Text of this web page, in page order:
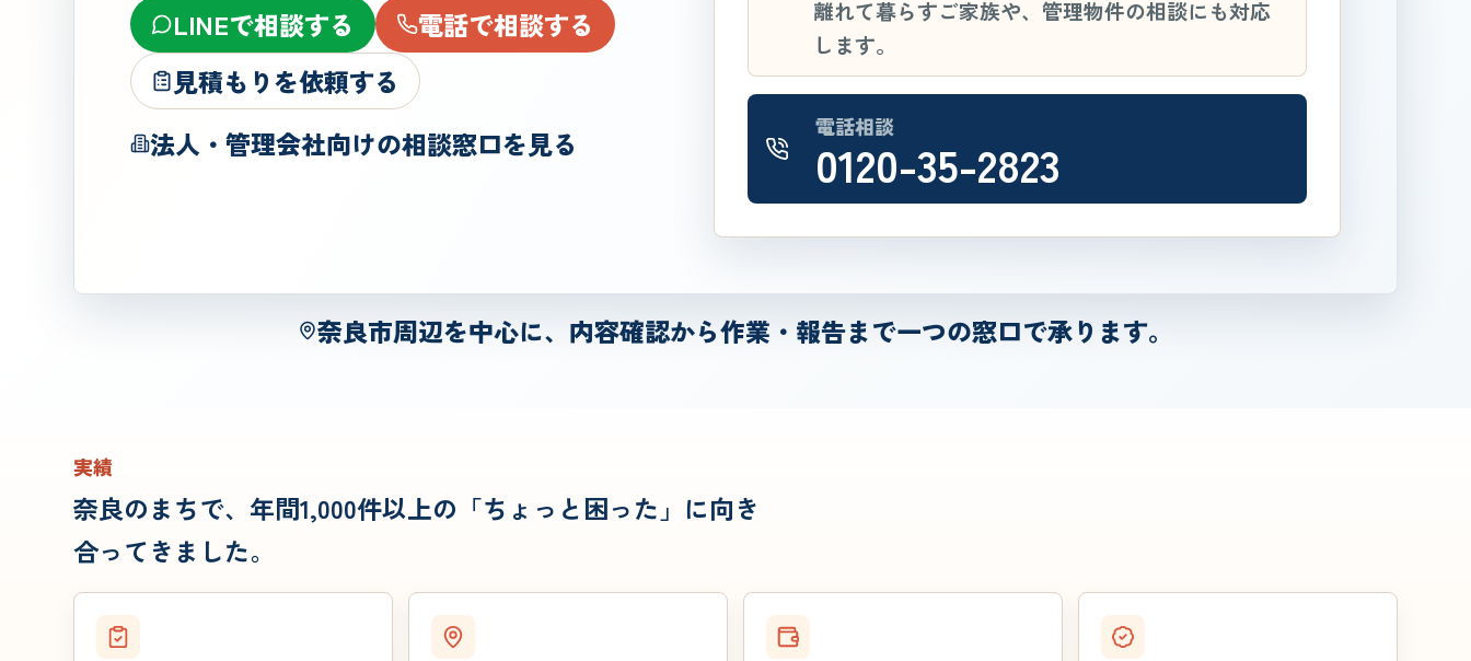
LINEで相談する
電話で相談する
見積もりを依頼する
法人・管理会社向けの相談窓口を見る
離れて暮らすご家族や、管理物件の相談にも対応
します。
電話相談
0120-35-2823
奈良市周辺を中心に、内容確認から作業・報告まで一つの窓口で承ります。
実績
奈良のまちで、年間1,000件以上の「ちょっと困った」に向き
合ってきました。